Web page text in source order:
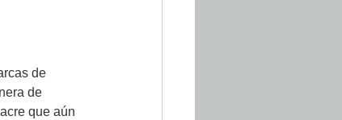
de
de
que aún